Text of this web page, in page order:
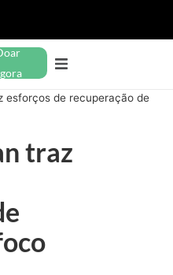
esforços de recuperação de
traz